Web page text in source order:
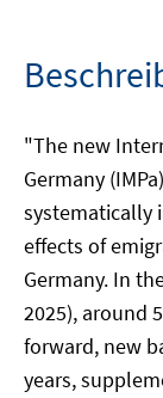
"The new
Germany
systematically
effects of
Germany. In
2025), around
forward, new
years,